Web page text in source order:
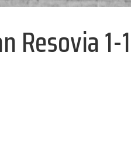
Resovia 1-1